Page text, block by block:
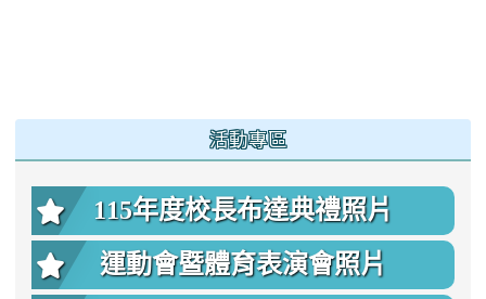
活動專區
115年度校長布達典禮照片
運動會暨體育表演會照片